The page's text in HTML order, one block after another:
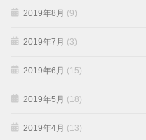
2019年8月 (9)
2019年7月 (3)
2019年6月 (15)
2019年5月 (18)
2019年4月 (13)